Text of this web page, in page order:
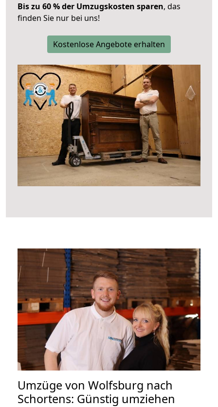
Bis zu 60 % der Umzugskosten sparen, das
finden Sie nur bei uns!
Kostenlose Angebote erhalten
Umzüge von Wolfsburg nach
Schortens: Günstig umziehen